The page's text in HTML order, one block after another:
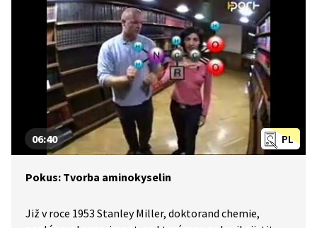
PL
06:40
Pokus: Tvorba aminokyselin
Již v roce 1953 Stanley Miller, doktorand chemie,